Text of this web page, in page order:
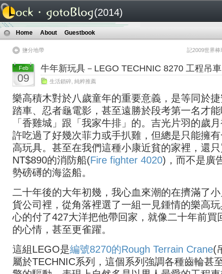
(2014)
Home About Guestbook
鹽分地帶 記2009世界棒
Feb
09
牛年新玩具－LEGO TECHNIC 8270 工程吊車
生活鎖碎 純粹推薦
樂高積木對於八歲童年的重要意義，是等同於
踏車、忍者龜電影，甚至遠勝於段考第一名才
「香雞城」跟「我家牛排」的。吉光片羽的歲
許吃過了好幾次菲力或手扒雞，但總是只能擁
高玩具。甚至在我們這種小康近貧的家裡，還
NT$890的消防船(Fire fighter 4020)，而不是廣
勢磅礡的海盜船。
二十年後的大年初幾，我心血來潮的在擠滿了
貨公司裡，從角落裡選了一組一見鍾情的樂高
心的付了427大洋把他帶回家，就像二十年前買
的心情，甚至更雀躍。
這組LEGO是編號8270的Rough Terrain Crane(
屬於TECHNIC系列，這個系列強調各種齒輪甚